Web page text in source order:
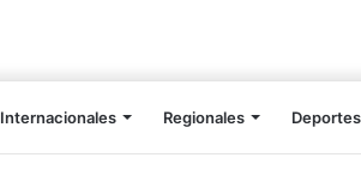
Internacionales Regionales Deportes